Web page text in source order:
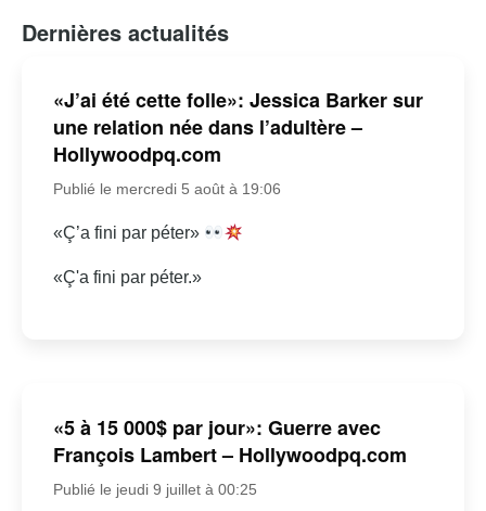
Dernières actualités
«J’ai été cette folle»: Jessica Barker sur
une relation née dans l’adultère –
Hollywoodpq.com
Publié le mercredi 5 août à 19:06
«Ç’a fini par péter»
«Ç'a fini par péter.»
«5 à 15 000$ par jour»: Guerre avec
François Lambert – Hollywoodpq.com
Publié le jeudi 9 juillet à 00:25